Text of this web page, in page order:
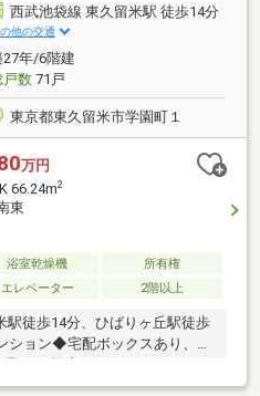
西武池袋線 東久留米駅 徒歩14分
他の交通
27年/6階建
戸数71戸
東京都東久留米市学園町１
万円
66.24m2
東
浴室乾燥機
所有権
エレベーター 2階以上
徒歩14分、ひばりヶ丘駅徒歩
ョン◆宅配ボックスあり、お
取り可能◆オートロックあり、
きのため日当たり大変良好◆リ